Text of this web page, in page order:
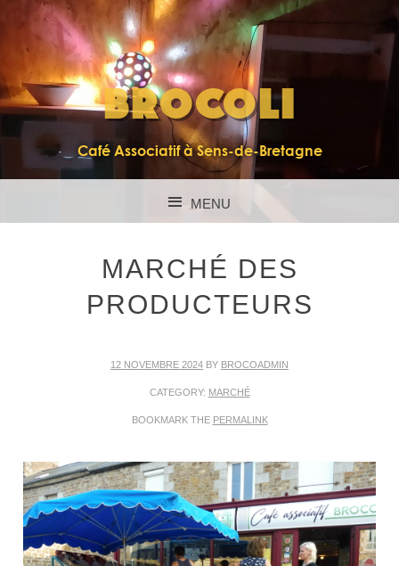
BROCOLI
Café Associatif à Sens-de-Bretagne
MENU
MARCHÉ DES
PRODUCTEURS
12 NOVEMBRE 2024 BY BROCOADMIN
CATEGORY: MARCHÉ
BOOKMARK THE PERMALINK